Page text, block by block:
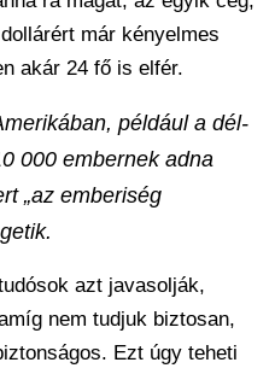
már kényelmes
akár 24 fő is elfér.
például a dél-
000 embernek adna
„az emberiség
azt javasolják,
nem tudjuk biztosan,
Ezt úgy teheti